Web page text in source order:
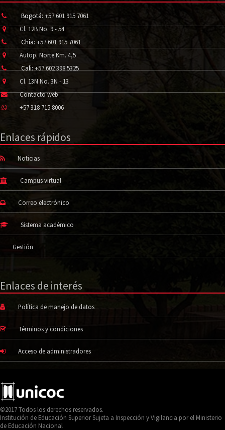
Bogotá: +57 601 915 7061
Cl. 12B No. 9 - 54
Chía: +57 601 915 7061
Autop. Norte Km. 4,5
Cali: +57 602 398 5325
Cl. 13N No. 3N - 13
Contacto web
+57 318 715 8006
Enlaces rápidos
Noticias
Campus virtual
Correo electrónico
Sistema académico
Gestión
Enlaces de interés
Política de manejo de datos
Términos y condiciones
Acceso de administradores
©2017 Todos los derechos reservados.
Institución de Educación Superior Sujeta a Inspección y Vigilancia por el Ministerio
de Educación Nacional